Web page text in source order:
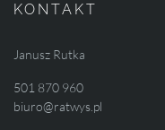
KONTAKT
Janusz Rutka
501 870 960
biuro@ratwys.pl